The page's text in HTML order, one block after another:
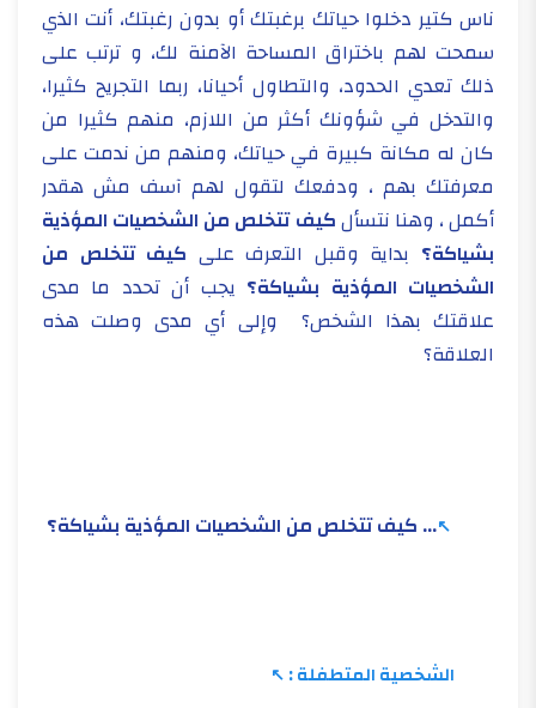
ناس كتير دخلوا حياتك برغبتك أو بدون رغبتك، أنت الذي
سمحت لهم باختراق المساحة الآمنة لك، و ترتب على
ذلك تعدي الحدود، والتطاول أحيانا، ربما التجريح كثيرا،
والتدخل في شؤونك أكثر من اللازم، منهم كثيرا من
كان له مكانة كبيرة في حياتك، ومنهم من ندمت على
معرفتك بهم ، ودفعك لتقول لهم آسف مش هقدر
أكمل ، وهنا نتسألكيف تتخلص من الشخصيات المؤذية
بشياكة؟ بداية وقبل التعرف على كيف تتخلص من
الشخصيات المؤذية بشياكة؟ يجب أن تحدد ما مدى
علاقتك بهذا الشخص؟ وإلى أي مدى وصلت هذه
العلاقة؟
… كيف تتخلص من الشخصيات المؤذية بشياكة؟
الشخصية المتطفلة :